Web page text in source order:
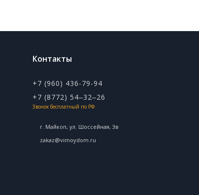
Контакты
+7 (960) 436-79-94
+7 (8772) 54‒32‒26
Звонок бесплатный по РФ
г. Майкоп, ул. ​Шоссейная, 3в
zakaz@vimoydom.ru